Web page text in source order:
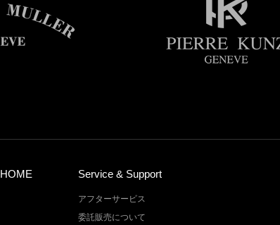
HOME Service & Support
アフターサービス
委託販売について